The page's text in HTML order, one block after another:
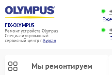
FIX-OLYMPUS
Ремонт устройств Olympus
Специализированный
cервисный центр г.Курган
Мы ремонтируем